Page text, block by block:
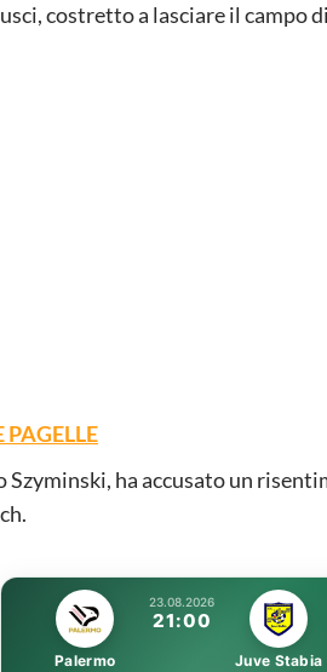
costretto a lasciare il campo
PAGELLE
ha accusato un
23.08.2026
21:00
Palermo Juve Stabia